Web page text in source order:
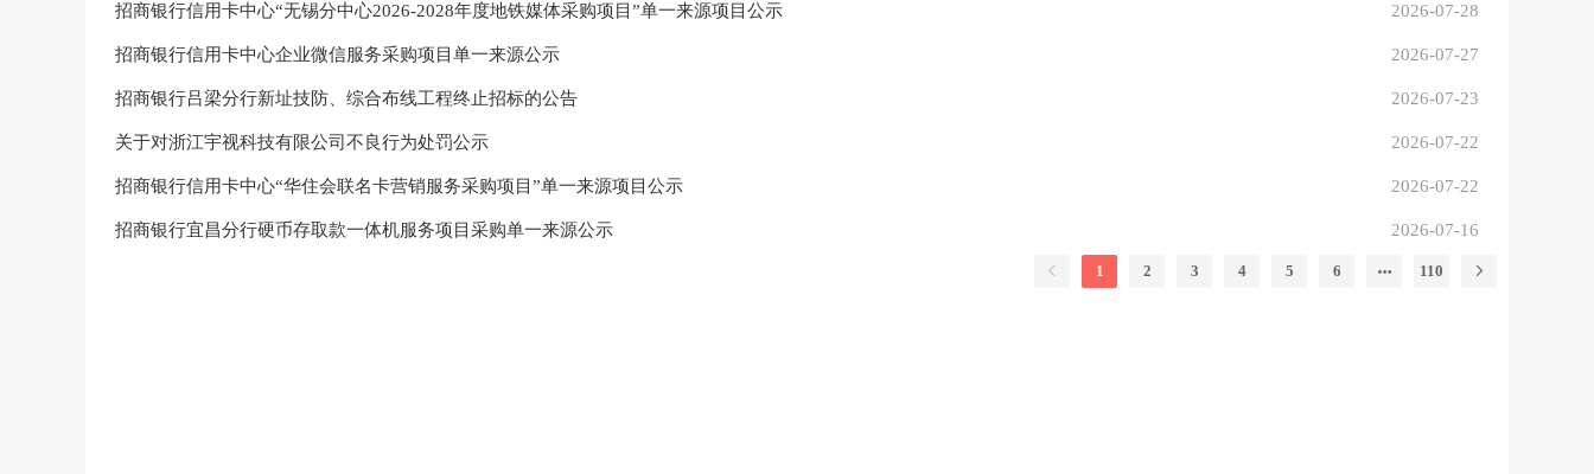
招商银行信用卡中心“无锡分中心2026-2028年度地铁媒体采购项目”单一来源项目公示 2026-07-28
招商银行信用卡中心企业微信服务采购项目单一来源公示 2026-07-27
招商银行吕梁分行新址技防、综合布线工程终止招标的公告 2026-07-23
关于对浙江宇视科技有限公司不良行为处罚公示 2026-07-22
招商银行信用卡中心“华住会联名卡营销服务采购项目”单一来源项目公示 2026-07-22
招商银行宜昌分行硬币存取款一体机服务项目采购单一来源公示 2026-07-16
1 2 3 4 5 6 110